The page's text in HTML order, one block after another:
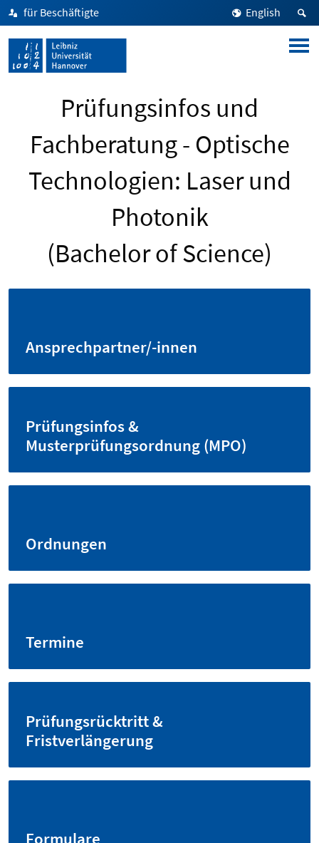
für Beschäftigte English
Prüfungsinfos und
Fachberatung - Optische
Technologien: Laser und
Photonik
(Bachelor of Science)
Ansprechpartner/-innen
Prüfungsinfos &
Musterprüfungsordnung (MPO)
Ordnungen
Termine
Prüfungsrücktritt &
Fristverlängerung
Formulare